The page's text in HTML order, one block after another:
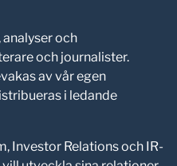
och
och journalister.
av vår egen
i ledande
Investor Relations och IR-